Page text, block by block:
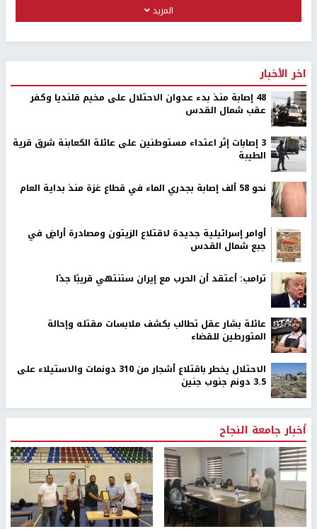
المزيد
اخر الأخبار
48 إصابة منذ بدء عدوان الاحتلال على مخيم قلنديا وكفر
عقب شمال القدس
‏3 إصابات إثر اعتداء مستوطنين على عائلة الكعابنة شرق قرية
الطيبة
نحو 58 ألف إصابة بجدري الماء في قطاع غزة منذ بداية العام
أوامر إسرائيلية جديدة لاقتلاع الزيتون ومصادرة أراضٍ في
جبع شمال القدس
ترامب: أعتقد أن الحرب مع إيران ستنتهي قريبًا جدًا
عائلة بشار عقل تطالب بكشف ملابسات مقتله وإحالة
المتورطين للقضاء
الاحتلال يخطر باقتلاع أشجار من 310 دونمات والاستيلاء على
3.5 دونم جنوب جنين
أخبار جامعة النجاح